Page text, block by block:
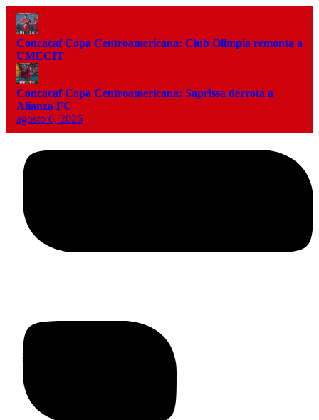
Concacaf Copa Centroamericana: Club Olimpia remonta a
UMECIT
Concacaf Copa Centroamericana: Saprissa derrota a
Alianza FC
agosto 6, 2026